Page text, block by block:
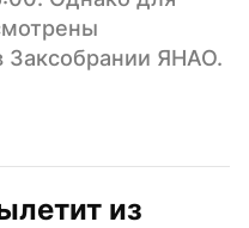
Заксобрании ЯНАО.
из